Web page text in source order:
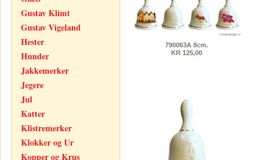
Gustav Klimt
Gustav Vigeland
Hester
Hunder
Jakkemerker
Jegere
Jul
Katter
Klistremerker
Klokker og Ur
Kopper og Krus
790063A 8cm.
KR 125,00